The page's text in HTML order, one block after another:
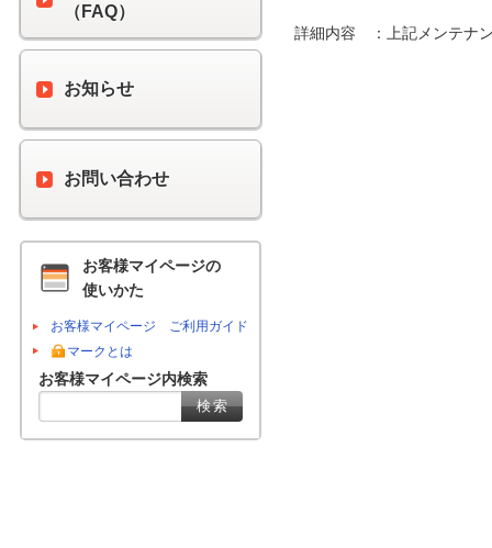
詳細内容　：上記メンテナ
（FAQ）
お知らせ
お問い合わせ
お客様マイページの
使いかた
お客様マイページ ご利用ガイド
マークとは
お客様マイページ内検索